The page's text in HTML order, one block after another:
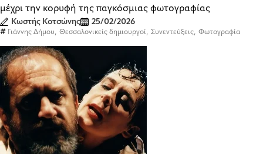
μέχρι την κορυφή της παγκόσμιας φωτογραφίας
Κωστής Κοτσώνης 25/02/2026
Γιάννης Δήμου, Θεσσαλονικείς δημιουργοί, Συνεντεύξεις, Φωτογραφία